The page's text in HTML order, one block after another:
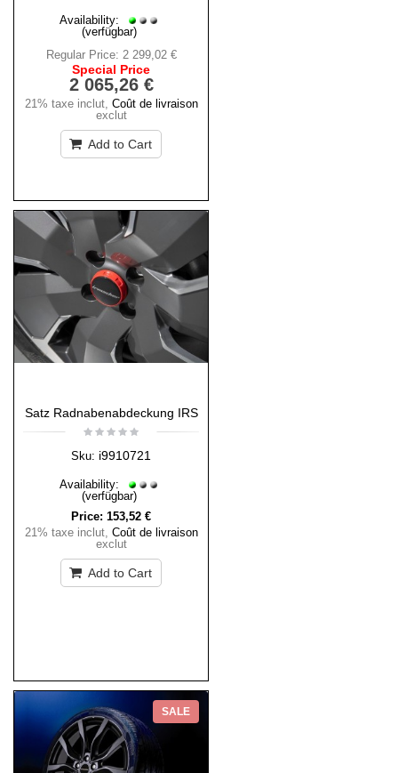
Availability:
(verfügbar)
Regular Price: 2 299,02 €
Special Price
2 065,26 €
21% taxe inclut, Coût de livraison
exclut
Add to Cart
Satz Radnabenabdeckung IRS
Sku: i9910721
Availability:
(verfügbar)
Price: 153,52 €
21% taxe inclut, Coût de livraison
exclut
Add to Cart
SALE